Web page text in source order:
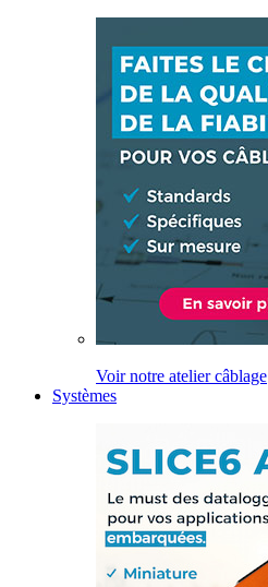
Voir notre atelier câblage
Systèmes